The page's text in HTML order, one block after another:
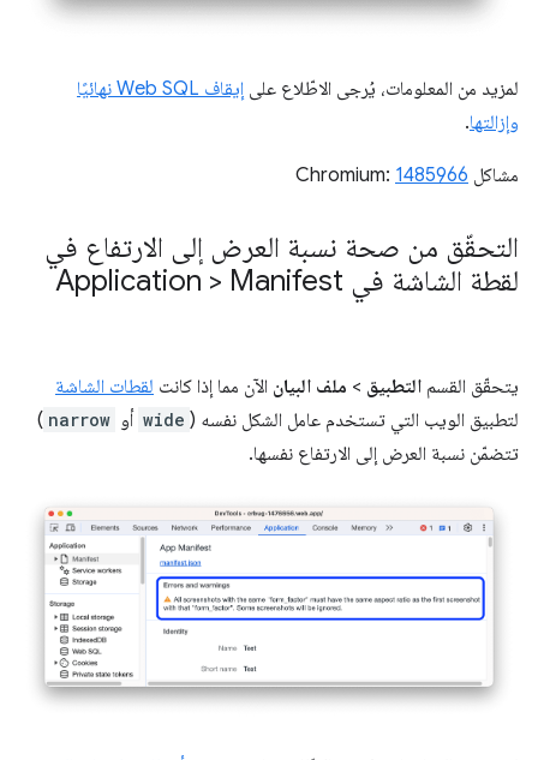
لمزيد من المعلومات، يُرجى الاطّلاع على
إيقاف Web SQL نهائيًا
وإزالتها.
مشاكل Chromium: 1485966
التحقّق من صحة نسبة العرض إلى الارتفاع في
لقطة الشاشة في Application > Manifest
يتحقّق القسم التطبيق > ملف البيان الآن مما إذا كانت لقطات الشاشة
لتطبيق الويب التي تستخدم عامل الشكل نفسه ( wide أو narrow
)
تتضمّن نسبة العرض إلى الارتفاع نفسها.